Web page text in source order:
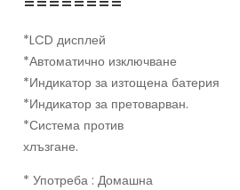
*LCD дисплей
*Автоматично изключване
*Индикатор за изтощена батерия
*Индикатор за претоварван.
*Система против
хлъзгане.
* Употреба : Домашна